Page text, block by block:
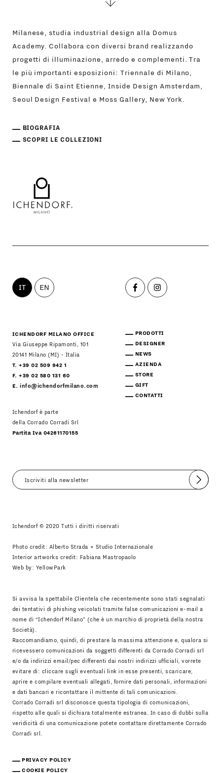
Milanese, studia industrial design alla Domus
Academy. Collabora con diversi brand realizzando
progetti di illuminazione, arredo e complementi. Tra
le più importanti esposizioni: Triennale di Milano,
Biennale di Saint Etienne, Inside Design Amsterdam,
Seoul Design Festival e Moss Gallery, New York.
BIOGRAFIA
SCOPRI LE COLLEZIONI
IT EN
ICHENDORF MILANO OFFICE
Via Giuseppe Ripamonti, 101
20141 Milano (MI) - Italia
T. +39 02 509 942 1
F. +39 02 580 131 60
E.info@ichendorfmilano.com
Ichendorf è parte
della Corrado Corradi Srl
Partita Iva 04261170155
PRODOTTI
DESIGNER
NEWS
AZIENDA
STORE
GIFT
CONTATTI
Invia
Ichendorf © 2020 Tutti i diritti riservati
Photo credit: Alberto Strada + Studio Internazionale
Interior artworks credit: Fabiana Mastropaolo
Web by: YellowPark
Si avvisa la spettabile Clientela che recentemente sono stati segnalati
dei tentativi di phishing veicolati tramite false comunicazioni e-mail a
nome di “Ichendorf Milano” (che è un marchio di proprietà della nostra
Società).
Raccomandiamo, quindi, di prestare la massima attenzione e, qualora si
ricevessero comunicazioni da soggetti differenti da Corrado Corradi srl
e/o da indirizzi email/pec differenti dai nostri indirizzi ufficiali, vorrete
evitare di: cliccare sugli eventuali link in esse presenti, scaricare,
aprire e compilare eventuali allegati, fornire dati personali, informazioni
e dati bancari e ricontattare il mittente di tali comunicazioni.
Corrado Corradi srl disconosce questa tipologia di comunicazioni,
rispetto alle quali si dichiara totalmente estranea. In caso di dubbi sulla
veridicità di una comunicazione potete contattare direttamente Corrado
Corradi srl.
PRIVACY POLICY
COOKIE POLICY